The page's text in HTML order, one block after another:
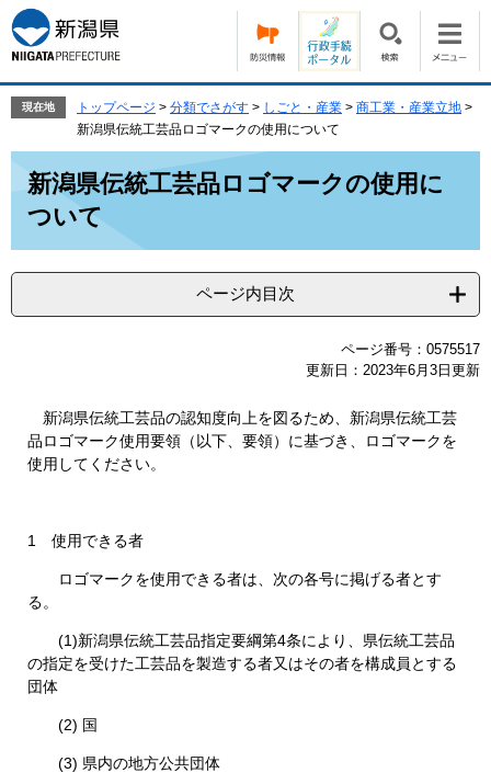
ー
ジ
の
で
す。
ニ
ュ
ー
ば
現在地 トップページ > 分類でさがす > しごと・産業 > 商工業・産業立地 >
新潟県伝統工芸品ロゴマークの使用について
新潟県伝統工芸品ロゴマークの使用に
ついて
ページ内目次
ページ番号：0575517
更新日：2023年6月3日更新
新潟県伝統工芸品の認知度向上を図るため、新潟県伝統工芸
品ロゴマーク使用要領（以下、要領）に基づき、ロゴマークを
使用してください。
1 使用できる者
ロゴマークを使用できる者は、次の各号に掲げる者とす
る。
(1)新潟県伝統工芸品指定要綱第4条により、県伝統工芸品
の指定を受けた工芸品を製造する者又はその者を構成員とする
団体
(2) 国
(3) 県内の地方公共団体